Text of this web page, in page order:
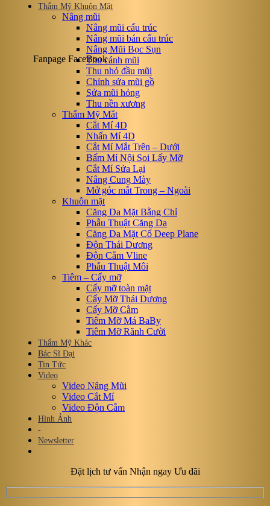
Fanpage FaceBook
Thẩm Mỹ Khuôn Mặt
Nâng mũi
Nâng mũi cấu trúc
Nâng mũi bán cấu trúc
Nâng Mũi Bọc Sụn
Thu cánh mũi
Thu nhỏ đầu mũi
Chỉnh sửa mũi gồ
Sửa mũi hỏng
Thu nền xương
Thẩm Mỹ Mắt
Cắt Mí 4D
Nhấn Mí 4D
Cắt Mí Mắt Trên – Dưới
Bấm Mí Nội Soi Lấy Mỡ
Cắt Mí Sửa Lại
Nâng Cung Mày
Mở góc mắt Trong – Ngoài
Khuôn mặt
Căng Da Mặt Bằng Chỉ
Phẫu Thuật Căng Da
Căng Da Mặt Cổ Deep Plane
Độn Thái Dương
Độn Cằm Vline
Phẫu Thuật Môi
Tiêm – Cấy mỡ
Cấy mỡ toàn mặt
Cấy Mỡ Thái Dương
Cấy Mỡ Cằm
Tiêm Mỡ Má BaBy
Tiêm Mỡ Rãnh Cười
Thẩm Mỹ Khác
Bác Sĩ Đại
Tin Tức
Video
Video Nâng Mũi
Video Cắt Mí
Video Độn Cằm
Hình Ảnh
-
Newsletter
Đặt lịch tư vấn Nhận ngay Ưu đãi